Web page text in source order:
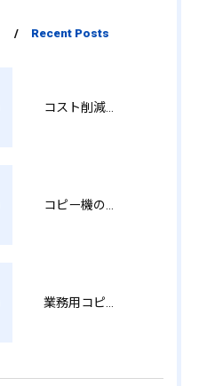
Recent Posts